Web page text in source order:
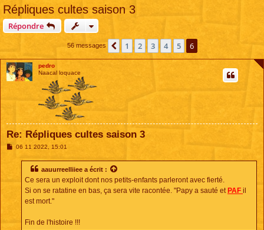
Répliques cultes saison 3
Répondre
56 messages Précédente
1 2 3 4 5 6
pedro
Naacal loquace
Re: Répliques cultes saison 3
M06 11 2022, 15:01
aauurreelliiee a écrit :
Ce sera un exploit dont nos petits-enfants parleront avec fierté.
Si on se ratatine en bas, ça sera vite racontée. "Papy a sauté et PAF il
est mort."
Fin de l'histoire !!!